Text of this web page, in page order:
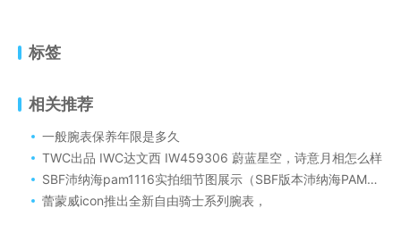
标签
相关推荐
一般腕表保养年限是多久
TWC出品 IWC达文西 IW459306 蔚蓝星空，诗意月相怎么样
SBF沛纳海pam1116实拍细节图展示（SBF版本沛纳海PAM1116介绍）
蕾蒙威icon推出全新自由骑士系列腕表，